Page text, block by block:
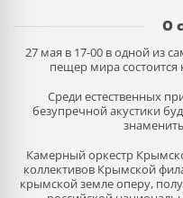
О
27 мая в 17-00 в одной из
пещер мира состоится
Среди естественных
безупречной акустики
Камерный оркестр
коллективов Крымской
крымской земле оперу,